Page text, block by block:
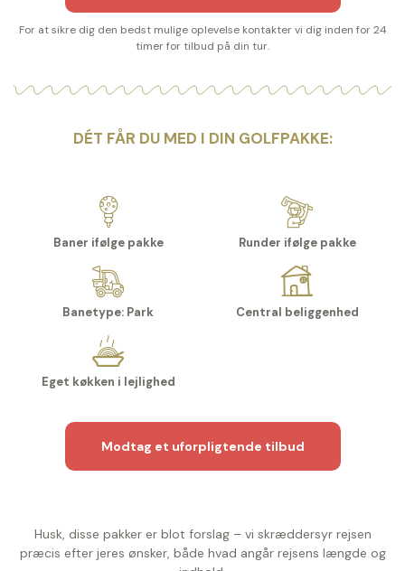
For at sikre dig den bedst mulige oplevelse kontakter vi dig inden for 24
timer for tilbud på din tur.
DÉT FÅR DU MED I DIN GOLFPAKKE:
Baner ifølge pakke Runder ifølge pakke
Banetype: Park Central beliggenhed
Eget køkken i lejlighed
Modtag et uforpligtende tilbud
Husk, disse pakker er blot forslag – vi skræddersyr rejsen
præcis efter jeres ønsker, både hvad angår rejsens længde og